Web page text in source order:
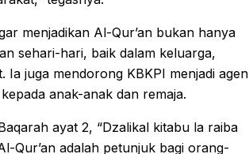
menjadikan Al-Qur’an bukan hanya
sehari-hari, baik dalam keluarga,
juga mendorong KBKPI menjadi agen
anak-anak dan remaja.
ayat 2, “Dzalikal kitabu la raiba
Qur’an adalah petunjuk bagi orang-